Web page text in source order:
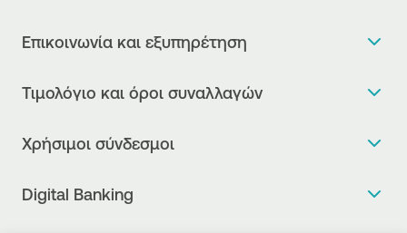
Επικοινωνία και εξυπηρέτηση
Η νέα Ψηφιακή Εποχή στις συναλλαγές, έφτασε!
Officer
Τιμολόγιο και όροι συναλλαγών
Δελτίο πληροφόρησης περί τελών
Χρήσιμοι σύνδεσμοι
Digital Banking